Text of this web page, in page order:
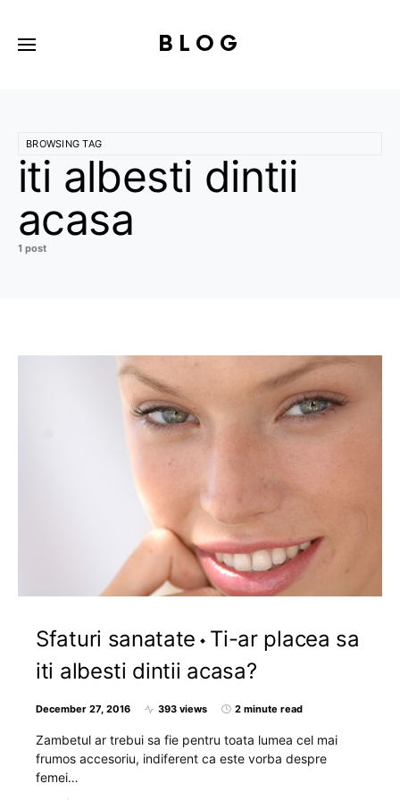
BLOG
BROWSING TAG
iti albesti dintii
acasa
1 post
Sfaturi sanatate
Ti-ar placea sa
iti albesti dintii acasa?
December 27, 2016 393 views 2 minute read
Zambetul ar trebui sa fie pentru toata lumea cel mai
frumos accesoriu, indiferent ca este vorba despre
femei…